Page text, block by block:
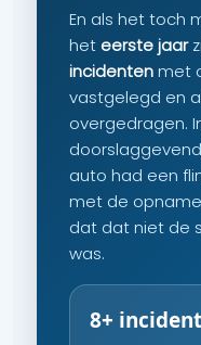
En als het toch
het eerste jaar
incidentenmet
vastgelegd en
overgedragen.
auto had een
met de
dat dat niet de
was.
8+